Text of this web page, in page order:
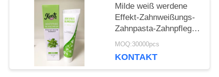
DATENSCHUTZ-
BESTIMMUNGEN
Milde weiß werdene
Effekt-Zahnweißungs-
Zahnpasta-Zahnpflege
schreibt
Pflegemittel 50g
MOQ:30000pcs
KONTAKT